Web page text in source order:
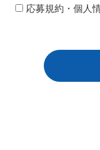
応募規約・個人